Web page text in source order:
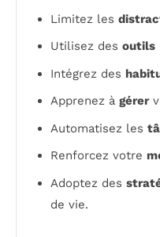
Limitez les
Utilisez des outils
Intégrez des
Apprenez à gérer
Automatisez les
Renforcez votre
Adoptez des
de vie.